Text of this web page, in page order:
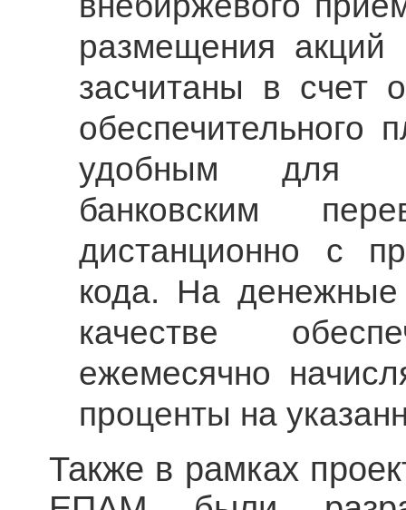
размещения
засчитаны в счет
обеспечительного
удобным для
банковским
дистанционно с
кода. На денежные
качестве
ежемесячно
проценты на
Также в рамках